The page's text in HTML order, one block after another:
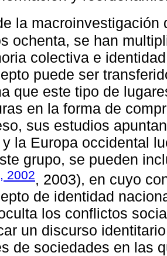
la macroinvestigación
ochenta, se han
colectiva e
puede ser
que este tipo de
en la forma de
sus estudios
y la Europa occidental
grupo, se pueden
2002, 2003), en cuyo
de identidad
los conflictos
un discurso
de sociedades en las